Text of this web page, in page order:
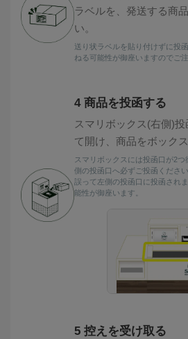
ラベルを、発送する商
い。
送り状ラベルを貼り付けずに投
ねる可能性が御座いますのでご
4 商品を投函する
スマリボックス(右側)
て開け、商品をボック
スマリボックスには投函口が2
側の投函口へ必ずご投函ください
誤って左側の投函口に投函され
能性が御座います。
5 控えを受け取る